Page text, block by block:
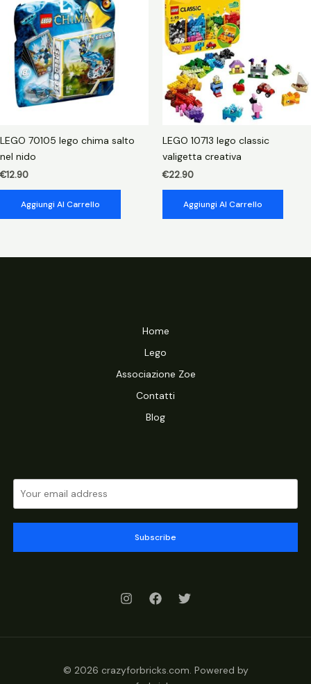
LEGO 70105 lego chima salto
nel nido
€12.90
Aggiungi Al Carrello
LEGO 10713 lego classic
valigetta creativa
€22.90
Aggiungi Al Carrello
Home
Lego
Associazione Zoe
Contatti
Blog
Subscribe
© 2026 crazyforbricks.com. Powered by